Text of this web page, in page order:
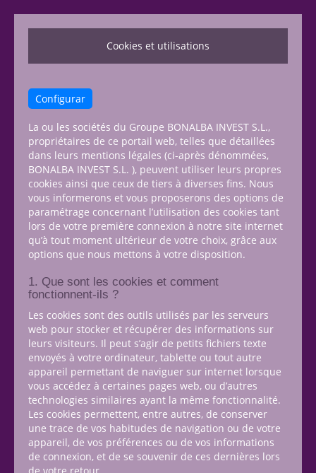
Cookies et utilisations
Configurar
La ou les sociétés du Groupe BONALBA INVEST S.L.,
propriétaires de ce portail web, telles que détaillées
dans leurs mentions légales (ci-après dénommées,
BONALBA INVEST S.L. ), peuvent utiliser leurs propres
cookies ainsi que ceux de tiers à diverses fins. Nous
vous informerons et vous proposerons des options de
paramétrage concernant l’utilisation des cookies tant
lors de votre première connexion à notre site internet
qu’à tout moment ultérieur de votre choix, grâce aux
options que nous mettons à votre disposition.
1. Que sont les cookies et comment
fonctionnent-ils ?
Les cookies sont des outils utilisés par les serveurs
web pour stocker et récupérer des informations sur
leurs visiteurs. Il peut s’agir de petits fichiers texte
envoyés à votre ordinateur, tablette ou tout autre
appareil permettant de naviguer sur internet lorsque
vous accédez à certaines pages web, ou d’autres
technologies similaires ayant la même fonctionnalité.
Les cookies permettent, entre autres, de conserver
une trace de vos habitudes de navigation ou de votre
appareil, de vos préférences ou de vos informations
de connexion, et de se souvenir de ces dernières lors